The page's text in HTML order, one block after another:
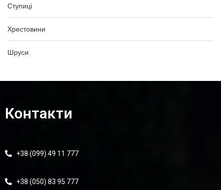
Ступиці
Хрестовини
Шруси
Контакти
+38 (099) 49 11 777
+38 (050) 83 95 777